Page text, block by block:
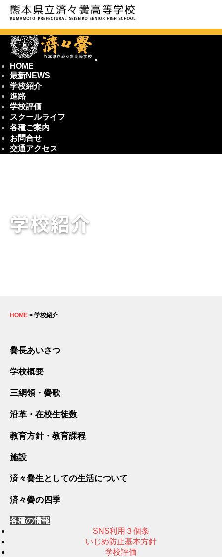
HOME
最新NEWS
学校紹介
進路
学校評価
スクールライフ
各種ご案内
お問合せ
交通アクセス
学校紹介
HOME > 学校紹介
黌長あいさつ
学校概要
三網領・黌歌
沿革・在校生徒数
教育方針・教育課程
施設
済々黌生としての生活について
済々黌の四季
各種の情報
SNS利用３個条
いじめ防止基本方針
学校評価